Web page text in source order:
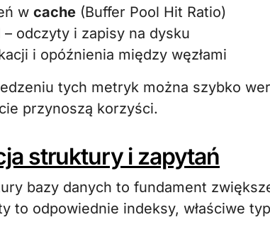
w cache (Buffer Pool Hit Ratio)
odczyty i zapisy na dysku
i opóźnienia między węzłami
tych metryk można szybko
przynoszą korzyści.
struktury i zapytań
bazy danych to fundament
to odpowiednie indeksy, właściwe